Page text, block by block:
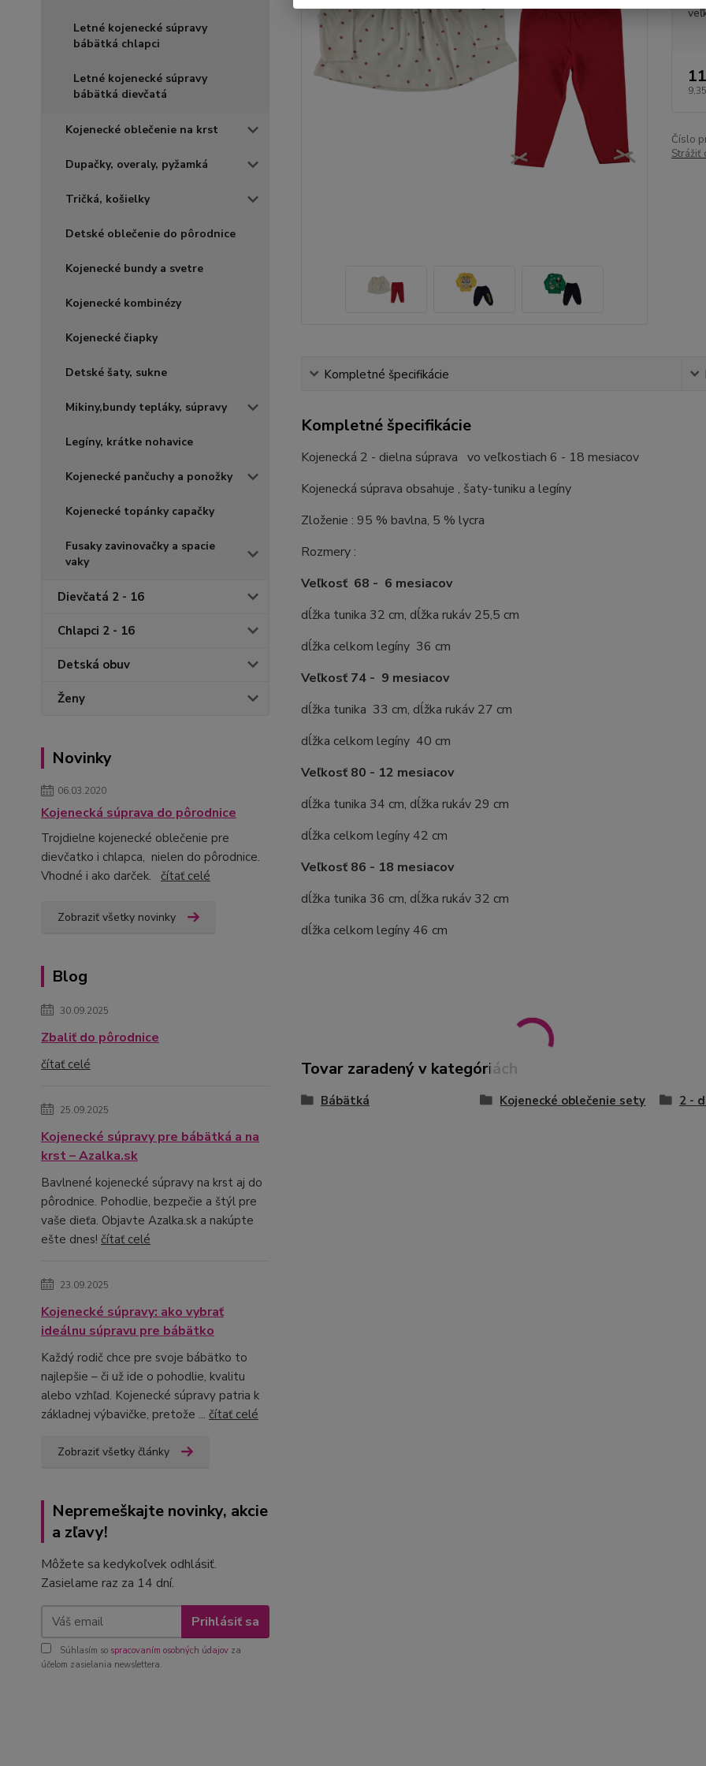
Letné kojenecké súpravy
bábätká chlapci
Letné kojenecké súpravy
bábätká dievčatá
Kojenecké oblečenie na krst
Dupačky, overaly, pyžamká
Tričká, košielky
Detské oblečenie do pôrodnice
Kojenecké bundy a svetre
Kojenecké kombinézy
Kojenecké čiapky
Detské šaty, sukne
Mikiny,bundy tepláky, súpravy
Legíny, krátke nohavice
Kojenecké pančuchy a ponožky
Kojenecké topánky capačky
Fusaky zavinovačky a spacie
vaky
Dievčatá 2 - 16
Chlapci 2 - 16
Detská obuv
Ženy
Novinky
06.03.2020
Kojenecká súprava do pôrodnice
Trojdielne kojenecké oblečenie pre
dievčatko i chlapca, nielen do pôrodnice.
Vhodné i ako darček. čítať celé
Zobraziť všetky novinky
Blog
30.09.2025
Zbaliť do pôrodnice
čítať celé
25.09.2025
Kojenecké súpravy pre bábätká a na
krst – Azalka.sk
Bavlnené kojenecké súpravy na krst aj do
pôrodnice. Pohodlie, bezpečie a štýl pre
vaše dieťa. Objavte Azalka.sk a nakúpte
ešte dnes! čítať celé
23.09.2025
Kojenecké súpravy: ako vybrať
ideálnu súpravu pre bábätko
Každý rodič chce pre svoje bábätko to
najlepšie – či už ide o pohodlie, kvalitu
alebo vzhľad. Kojenecké súpravy patria k
základnej výbavičke, pretože ... čítať celé
Zobraziť všetky články
Nepremeškajte novinky, akcie
a zľavy!
Môžete sa kedykoľvek odhlásiť.
Zasielame raz za 14 dní.
Prihlásiť sa
Súhlasím so spracovaním osobných údajov za
účelom zasielania newslettera.
Číslo
Strážiť
Kompletné špecifikácie
Kompletné špecifikácie
Kojenecká 2 - dielna súprava vo veľkostiach 6 - 18 mesiacov
Kojenecká súprava obsahuje , šaty-tuniku a legíny
Zloženie : 95 % bavlna, 5 % lycra
Rozmery :
Veľkosť 68 - 6 mesiacov
dĺžka tunika 32 cm, dĺžka rukáv 25,5 cm
dĺžka celkom legíny 36 cm
Veľkosť 74 - 9 mesiacov
dĺžka tunika 33 cm, dĺžka rukáv 27 cm
dĺžka celkom legíny 40 cm
Veľkosť 80 - 12 mesiacov
dĺžka tunika 34 cm, dĺžka rukáv 29 cm
dĺžka celkom legíny 42 cm
Veľkosť 86 - 18 mesiacov
dĺžka tunika 36 cm, dĺžka rukáv 32 cm
dĺžka celkom legíny 46 cm
Tovar zaradený v kategóriách
Bábätká Kojenecké oblečenie sety 2 -